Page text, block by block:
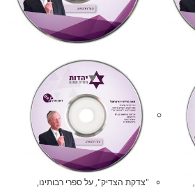
, "צדקת הצדיק",על ספרי רבותינו,